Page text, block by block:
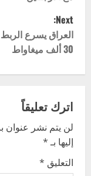
s
t
n
v
i
g
Next:
العراق يسرع
30 ألف ميغاواط
اترك تعليقاً
لن يتم نشر عنوان
إليها بـ*
التعليق *